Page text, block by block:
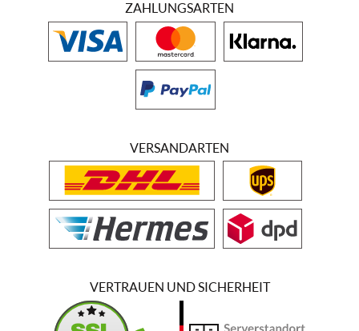
ZAHLUNGSARTEN
VERSANDARTEN
VERTRAUEN UND SICHERHEIT